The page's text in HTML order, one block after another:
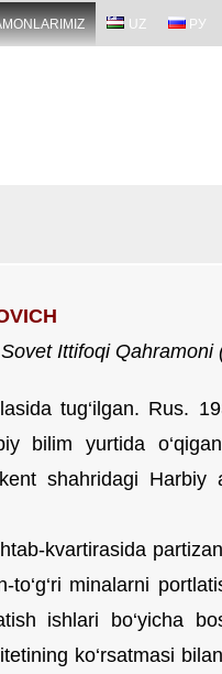
UZ РУ
Sovet Ittifoqi Qahramoni
tug‘ilgan. Rus.
bilim yurtida
shahridagi Harbiy
kvartirasida
to‘g‘ri minalarni
ishlari bo‘yicha
ko‘rsatmasi